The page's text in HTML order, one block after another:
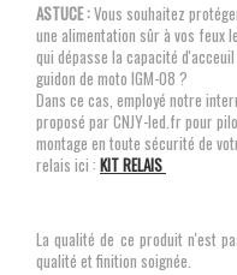
ASTUCE :Vous souhaitez
une alimentation sûr à vos feux
qui dépasse la capacité
guidon de moto IGM-08 ?
Dans ce cas, employé notre
proposé par CNJY-led.fr pour
montage en toute sécurité de
relais ici : KIT RELAIS
La qualité de ce produit n'est
qualité et finition soignée.